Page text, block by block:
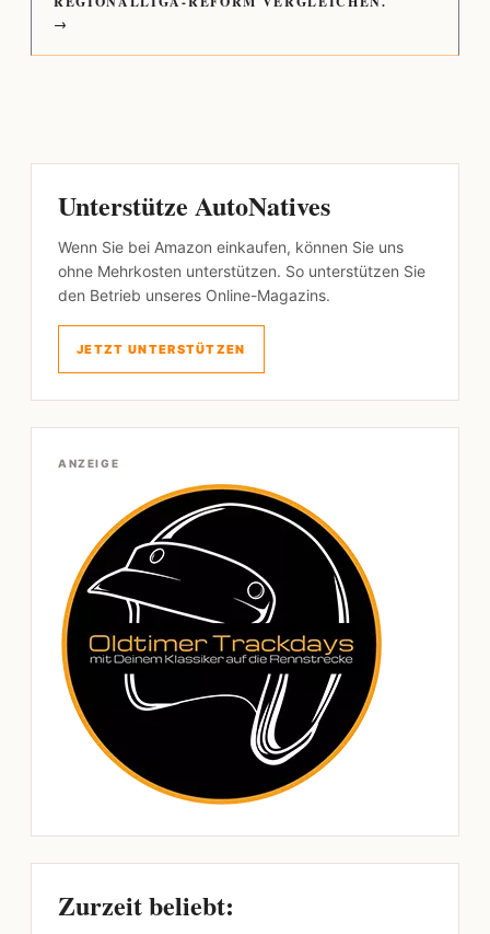
→
Unterstütze AutoNatives
Wenn Sie bei Amazon einkaufen, können Sie uns
ohne Mehrkosten unterstützen. So unterstützen Sie
den Betrieb unseres Online-Magazins.
JETZT UNTERSTÜTZEN
ANZEIGE
Zurzeit beliebt: